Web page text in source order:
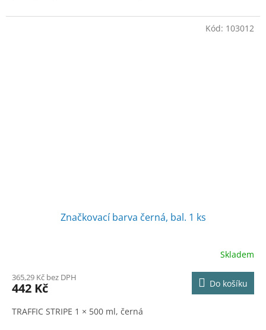
Značkovací barva černá, bal. 1 ks
Skladem
365,29 Kč bez DPH
442 Kč Do košíku
TRAFFIC STRIPE 1 × 500 ml, černá
Kód: 103012